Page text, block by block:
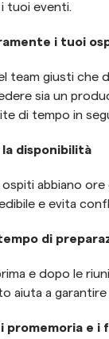
tuoi eventi.
i tuoi
team giusti che
sia un
di tempo in
disponibilità
abbiano
e evita
di
e dopo le
aiuta a
promemoria e i